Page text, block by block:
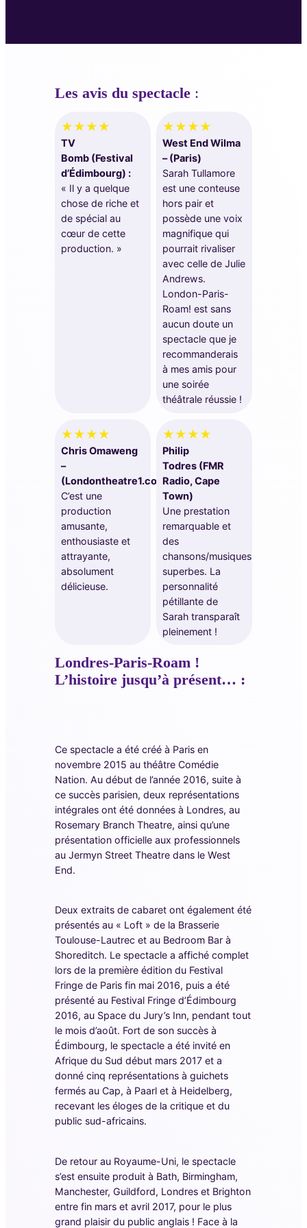
Les avis du spectacle:
★★★★
TV
Bomb (Festival
d’Édimbourg) :
« Il y a quelque
chose de riche et
de spécial au
cœur de cette
production. »
★★★★
West End Wilma
– (Paris)
Sarah Tullamore
est une conteuse
hors pair et
possède une voix
magnifique qui
pourrait rivaliser
avec celle de Julie
Andrews.
London-Paris-
Roam! est sans
aucun doute un
spectacle que je
recommanderais
à mes amis pour
une soirée
théâtrale réussie !
★★★★
Chris Omaweng
–
(Londontheatre1.com)
C’est une
production
amusante,
enthousiaste et
attrayante,
absolument
délicieuse.
★★★★
Philip
Todres (FMR
Radio, Cape
Town)
Une prestation
remarquable et
des
chansons/musiques
superbes. La
personnalité
pétillante de
Sarah transparaît
pleinement !
Londres-Paris-Roam !
L’histoire jusqu’à présent… :
Ce spectacle a été créé à Paris en
novembre 2015 au théâtre Comédie
Nation. Au début de l’année 2016, suite à
ce succès parisien, deux représentations
intégrales ont été données à Londres, au
Rosemary Branch Theatre, ainsi qu’une
présentation officielle aux professionnels
au Jermyn Street Theatre dans le West
End.
Deux extraits de cabaret ont également été
présentés au « Loft » de la Brasserie
Toulouse-Lautrec et au Bedroom Bar à
Shoreditch. Le spectacle a affiché complet
lors de la première édition du Festival
Fringe de Paris fin mai 2016, puis a été
présenté au Festival Fringe d’Édimbourg
2016, au Space du Jury’s Inn, pendant tout
le mois d’août. Fort de son succès à
Édimbourg, le spectacle a été invité en
Afrique du Sud début mars 2017 et a
donné cinq représentations à guichets
fermés au Cap, à Paarl et à Heidelberg,
recevant les éloges de la critique et du
public sud-africains.
De retour au Royaume-Uni, le spectacle
s’est ensuite produit à Bath, Birmingham,
Manchester, Guildford, Londres et Brighton
entre fin mars et avril 2017, pour le plus
grand plaisir du public anglais ! Face à la